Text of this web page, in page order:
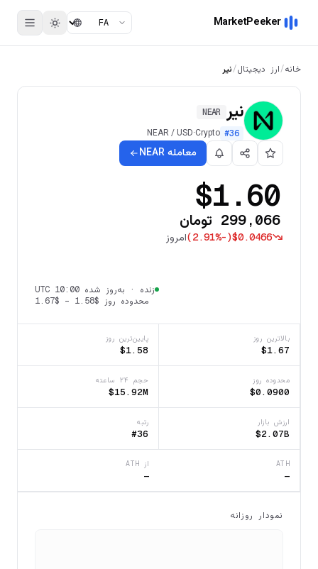
MarketPeeker
خانه/ارز دیجیتال/نیر
نیر NEAR
#36
Crypto
·
NEAR / USD
معامله NEAR
$1.60
299,066 تومان
$0.0466
(
-2.91%
)امروز
زنده · به‌روز شده 10:00 UTC
محدوده روز
$1.58
–
$1.67
بالاترین روز
$1.67
پایین‌ترین روز
$1.58
محدوده روز
$0.0900
حجم ۲۴ ساعته
$15.92M
ارزش بازار
$2.07B
رتبه
#36
ATH
—
از ATH
—
نمودار روزانه